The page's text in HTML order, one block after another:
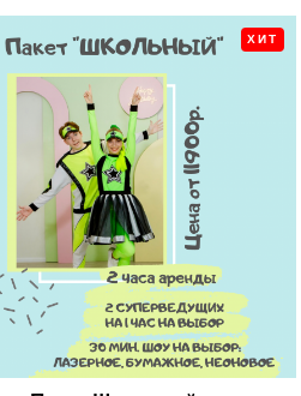
ХИТ